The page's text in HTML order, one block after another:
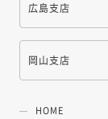
広島支店
岡山支店
HOME